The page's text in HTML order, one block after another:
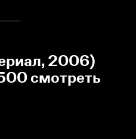
2006)
смотреть